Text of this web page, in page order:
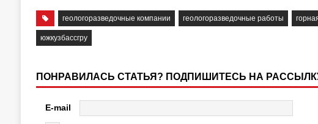
геологоразведочные компании геологоразведочные работы
южкузбассгру
ПОНРАВИЛАСЬ СТАТЬЯ? ПОДПИШИТЕСЬ НА
E-mail